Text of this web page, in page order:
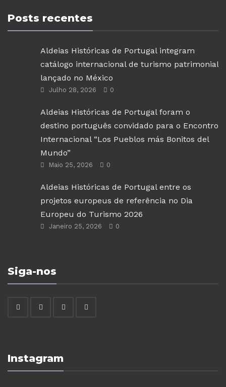
Posts recentes
Aldeias Históricas de Portugal integram
catálogo internacional de turismo patrimonial
lançado no México
Julho 28, 2026 0
Aldeias Históricas de Portugal foram o
destino português convidado para o Encontro
Internacional “Los Pueblos más Bonitos del
Mundo”
Maio 25, 2026 0
Aldeias Históricas de Portugal entre os
projetos europeus de referência no Dia
Europeu do Turismo 2026
Janeiro 25, 2026 0
Siga-nos
Instagram